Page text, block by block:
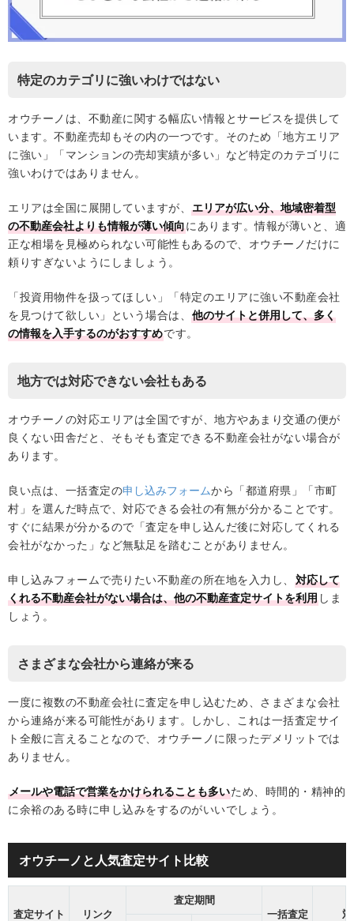
特定のカテゴリに強いわけではない
オウチーノは、不動産に関する幅広い情報とサービスを提供して
います。不動産売却もその内の一つです。そのため「地方エリア
に強い」「マンションの売却実績が多い」など特定のカテゴリに
強いわけではありません。
エリアは全国に展開していますが、 エリアが広い分、地域密着型
の不動産会社よりも情報が薄い傾向にあります。情報が薄いと、適
正な相場を見極められない可能性もあるので、オウチーノだけに
頼りすぎないようにしましょう。
「投資用物件を扱ってほしい」「特定のエリアに強い不動産会社
を見つけて欲しい」という場合は、 他のサイトと併用して、多く
の情報を入手するのがおすすめです。
地方では対応できない会社もある
オウチーノの対応エリアは全国ですが、地方やあまり交通の便が
良くない田舎だと、そもそも査定できる不動産会社がない場合が
あります。
良い点は、一括査定の申し込みフォームから「都道府県」「市町
村」を選んだ時点で、対応できる会社の有無が分かることです。
すぐに結果が分かるので「査定を申し込んだ後に対応してくれる
会社がなかった」など無駄足を踏むことがありません。
申し込みフォームで売りたい不動産の所在地を入力し、 対応して
くれる不動産会社がない場合は、他の不動産査定サイトを利用 しま
しょう。
さまざまな会社から連絡が来る
一度に複数の不動産会社に査定を申し込むため、さまざまな会社
から連絡が来る可能性があります。しかし、これは一括査定サイ
ト全般に言えることなので、オウチーノに限ったデメリットでは
ありません。
メールや電話で営業をかけられることも多いため、時間的・精神的
に余裕のある時に申し込みをするのがいいでしょう。
オウチーノと人気査定サイト比較
査定サイト リンク
査定期間
一括査定